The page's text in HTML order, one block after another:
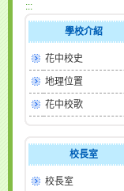
:::
學校介紹
花中校史
地理位置
花中校歌
校長室
校長室